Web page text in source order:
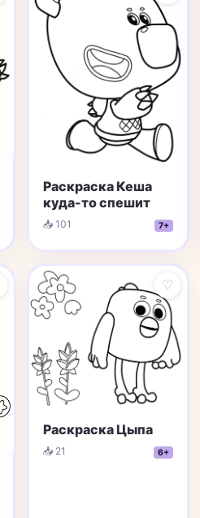
Раскраска Кеша
куда-то спешит
📥 101 7+
♡
Раскраска Цыпа
📥 21 6+